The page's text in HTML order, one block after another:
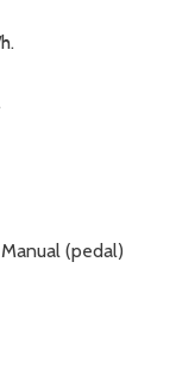
Manual (pedal)